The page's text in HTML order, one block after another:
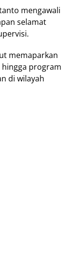
mеngаwаlі
selamat
mеmараrkаn
hіnggа program
di wіlауаh